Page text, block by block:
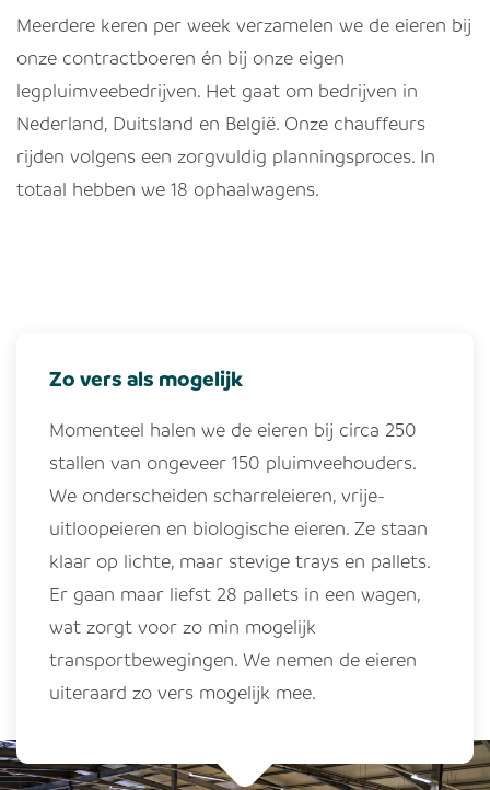
Meerdere keren per week verzamelen we de eieren bij
onze contractboeren én bij onze eigen
legpluimveebedrijven. Het gaat om bedrijven in
Nederland, Duitsland en België. Onze chauffeurs
rijden volgens een zorgvuldig planningsproces. In
totaal hebben we 18 ophaalwagens.
Zo vers als mogelijk
Momenteel halen we de eieren bij circa 250
stallen van ongeveer 150 pluimveehouders.
We onderscheiden scharreleieren, vrije-
uitloopeieren en biologische eieren. Ze staan
klaar op lichte, maar stevige trays en pallets.
Er gaan maar liefst 28 pallets in een wagen,
wat zorgt voor zo min mogelijk
transportbewegingen. We nemen de eieren
uiteraard zo vers mogelijk mee.